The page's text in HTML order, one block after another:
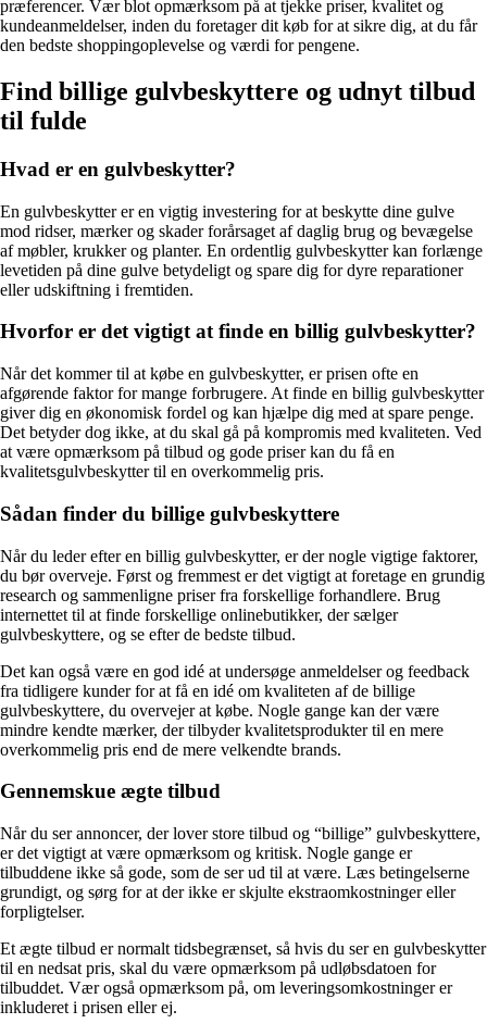
præferencer. Vær blot opmærksom på at tjekke priser, kvalitet og
kundeanmeldelser, inden du foretager dit køb for at sikre dig, at du får
den bedste shoppingoplevelse og værdi for pengene.
Find billige gulvbeskyttere og udnyt tilbud
til fulde
Hvad er en gulvbeskytter?
En gulvbeskytter er en vigtig investering for at beskytte dine gulve
mod ridser, mærker og skader forårsaget af daglig brug og bevægelse
af møbler, krukker og planter. En ordentlig gulvbeskytter kan forlænge
levetiden på dine gulve betydeligt og spare dig for dyre reparationer
eller udskiftning i fremtiden.
Hvorfor er det vigtigt at finde en billig gulvbeskytter?
Når det kommer til at købe en gulvbeskytter, er prisen ofte en
afgørende faktor for mange forbrugere. At finde en billig gulvbeskytter
giver dig en økonomisk fordel og kan hjælpe dig med at spare penge.
Det betyder dog ikke, at du skal gå på kompromis med kvaliteten. Ved
at være opmærksom på tilbud og gode priser kan du få en
kvalitetsgulvbeskytter til en overkommelig pris.
Sådan finder du billige gulvbeskyttere
Når du leder efter en billig gulvbeskytter, er der nogle vigtige faktorer,
du bør overveje. Først og fremmest er det vigtigt at foretage en grundig
research og sammenligne priser fra forskellige forhandlere. Brug
internettet til at finde forskellige onlinebutikker, der sælger
gulvbeskyttere, og se efter de bedste tilbud.
Det kan også være en god idé at undersøge anmeldelser og feedback
fra tidligere kunder for at få en idé om kvaliteten af de billige
gulvbeskyttere, du overvejer at købe. Nogle gange kan der være
mindre kendte mærker, der tilbyder kvalitetsprodukter til en mere
overkommelig pris end de mere velkendte brands.
Gennemskue ægte tilbud
Når du ser annoncer, der lover store tilbud og “billige” gulvbeskyttere,
er det vigtigt at være opmærksom og kritisk. Nogle gange er
tilbuddene ikke så gode, som de ser ud til at være. Læs betingelserne
grundigt, og sørg for at der ikke er skjulte ekstraomkostninger eller
forpligtelser.
Et ægte tilbud er normalt tidsbegrænset, så hvis du ser en gulvbeskytter
til en nedsat pris, skal du være opmærksom på udløbsdatoen for
tilbuddet. Vær også opmærksom på, om leveringsomkostninger er
inkluderet i prisen eller ej.